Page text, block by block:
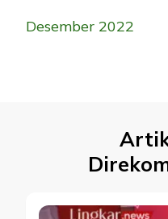
Desember 2022